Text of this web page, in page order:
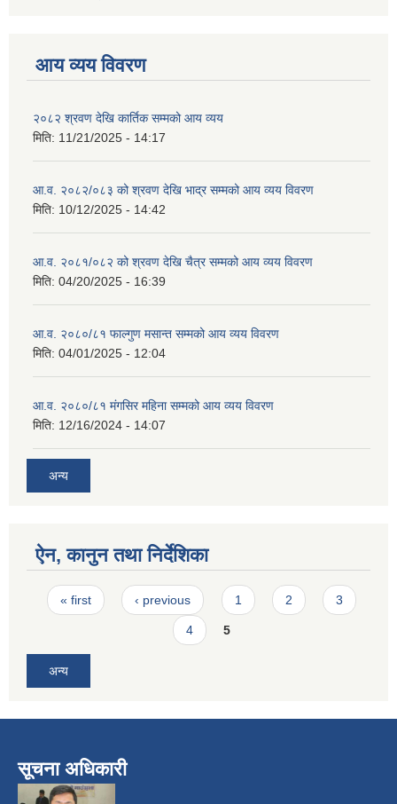
आय व्यय विवरण
२०८२ श्रवण देखि कार्तिक सम्मको आय व्यय
मिति: 11/21/2025 - 14:17
आ.व. २०८२/०८३ को श्रवण देखि भाद्र सम्मको आय व्यय विवरण
मिति: 10/12/2025 - 14:42
आ.व. २०८१/०८२ को श्रवण देखि चैत्र सम्मको आय व्यय विवरण
मिति: 04/20/2025 - 16:39
आ.व. २०८०/८१ फाल्गुण मसान्त सम्मको आय व्यय विवरण
मिति: 04/01/2025 - 12:04
आ.व. २०८०/८१ मंगसिर महिना सम्मको आय व्यय विवरण
मिति: 12/16/2024 - 14:07
अन्य
ऐन, कानुन तथा निर्देशिका
Pages
« first ‹ previous 1 2 3
4 5
अन्य
सूचना अधिकारी